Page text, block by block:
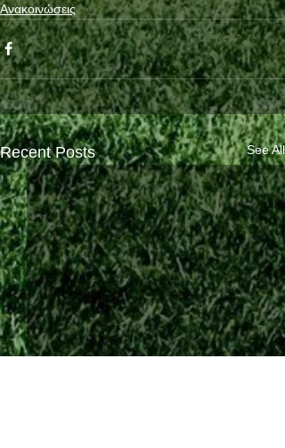
Ανακοινώσεις
Recent Posts See All